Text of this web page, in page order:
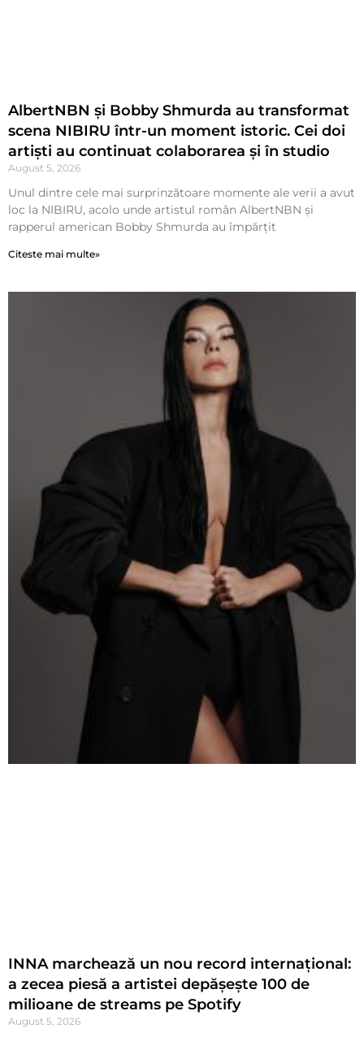
AlbertNBN și Bobby Shmurda au transformat
scena NIBIRU într-un moment istoric. Cei doi
artiști au continuat colaborarea și în studio
August 5, 2026
Unul dintre cele mai surprinzătoare momente ale verii a avut
loc la NIBIRU, acolo unde artistul român AlbertNBN și
rapperul american Bobby Shmurda au împărțit
Citeste mai multe»
INNA marchează un nou record internațional:
a zecea piesă a artistei depășește 100 de
milioane de streams pe Spotify
August 5, 2026